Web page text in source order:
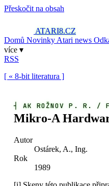
Přeskočit na obsah
ATARI8.CZ
Domů Novinky Atari news
více ▾
RSS
[ « 8-bit literatura ]
┤AK ROŽNOV P. R. /
Mikro-A
Autor
Ostárek, A., Ing.
Rok
1989